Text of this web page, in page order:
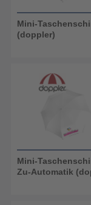
Mini-
(doppler)
Mini-
Zu-Automatik